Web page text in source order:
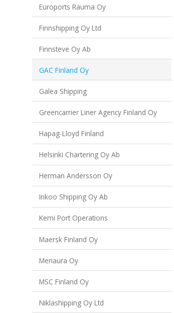
Euroports Rauma Oy
Finnshipping Oy Ltd
Finnsteve Oy Ab
GAC Finland Oy
Galea Shipping
Greencarrier Liner Agency Finland Oy
Hapag-Lloyd Finland
Helsinki Chartering Oy Ab
Herman Andersson Oy
Inkoo Shipping Oy Ab
Kemi Port Operations
Maersk Finland Oy
Meriaura Oy
MSC Finland Oy
Niklashipping Oy Ltd